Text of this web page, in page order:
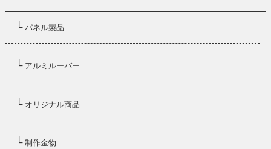
└ パネル製品
└ アルミルーバー
└ オリジナル商品
└ 制作金物